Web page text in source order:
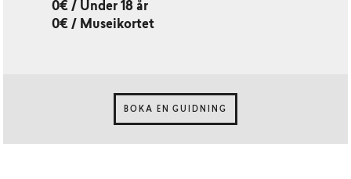
0€ / Under 18 år
0€ / Museikortet
BOKA EN GUIDNING